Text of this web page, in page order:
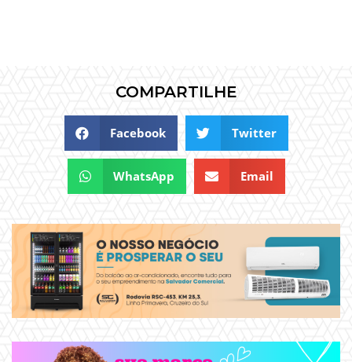
COMPARTILHE
Facebook Twitter
WhatsApp Email